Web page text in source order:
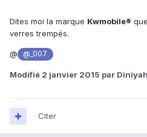
Dites moi la marque Kwmobile®
verres trempés.
@ @_007
Modifié 2 janvier 2015 par Diniyah
Citer